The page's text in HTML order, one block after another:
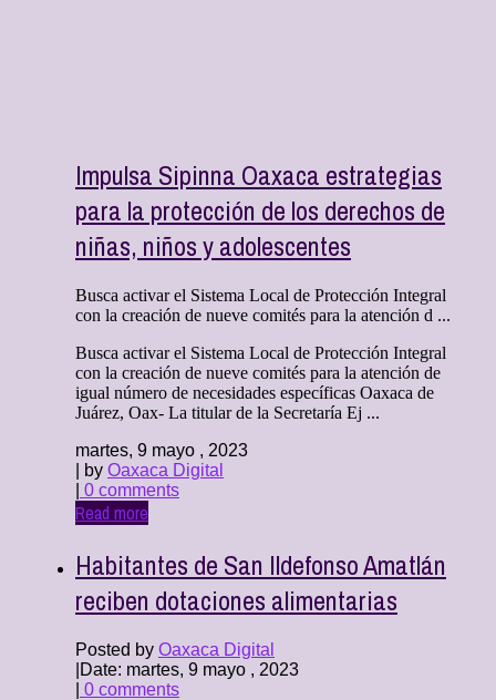
Impulsa Sipinna Oaxaca estrategias
para la protección de los derechos de
niñas, niños y adolescentes
Busca activar el Sistema Local de Protección Integral
con la creación de nueve comités para la atención d ...
Busca activar el Sistema Local de Protección Integral
con la creación de nueve comités para la atención de
igual número de necesidades específicas Oaxaca de
Juárez, Oax- La titular de la Secretaría Ej ...
martes, 9 mayo , 2023
| by Oaxaca Digital
0 comments
Read more
Habitantes de San Ildefonso Amatlán
reciben dotaciones alimentarias
Posted by Oaxaca Digital
Date: martes, 9 mayo , 2023
0 comments